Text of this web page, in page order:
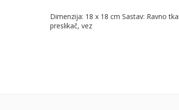
Dimenzija: 18 x 18 cm Sastav: Ravno
preslikač, vez